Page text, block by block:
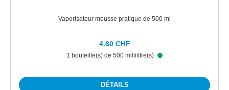
Vaporisateur mousse pratique de 500 ml
1 bouteille(s) de 500 millilitre(s)
4.60 CHF
DÉTAILS